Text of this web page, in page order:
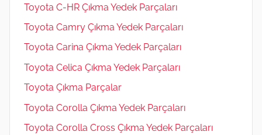
Toyota C-HR Çıkma Yedek Parçaları
Toyota Camry Çıkma Yedek Parçaları
Toyota Carina Çıkma Yedek Parçaları
Toyota Celica Çıkma Yedek Parçaları
Toyota Çıkma Parçalar
Toyota Corolla Çıkma Yedek Parçaları
Toyota Corolla Cross Çıkma Yedek Parçaları